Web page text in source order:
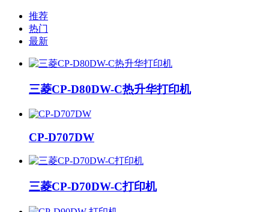
推荐
热门
最新
三菱CP-D80DW-C热升华打印机
CP-D707DW
三菱CP-D70DW-C打印机